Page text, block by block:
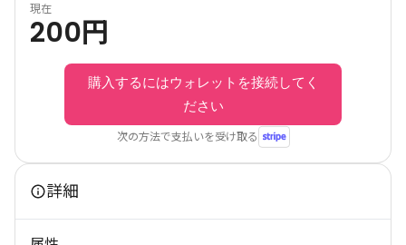
現在
200円
購入するにはウォレットを接続してく
ださい
次の方法で支払いを受け取る
詳細